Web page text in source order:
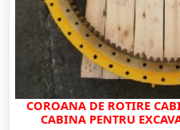
COROANA DE ROTIRE
CABINA PENTRU